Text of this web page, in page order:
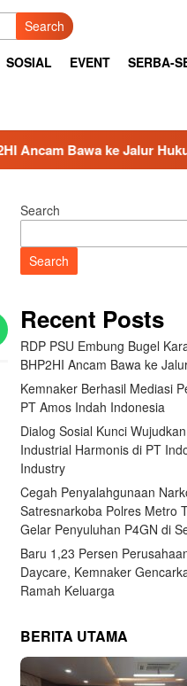
Search
SOSIAL EVENT SERBA-
Jalur Hukum
Search
Search
Recent Posts
RDP PSU Embung Bugel
BHP2HI Ancam Bawa ke
Kemnaker Berhasil Mediasi
PT Amos Indah Indonesia
Dialog Sosial Kunci
Industrial Harmonis di PT
Industry
Cegah Penyalahgunaan
Satresnarkoba Polres Metro
Gelar Penyuluhan P4GN di
Baru 1,23 Persen
Daycare, Kemnaker
Ramah Keluarga
BERITA UTAMA